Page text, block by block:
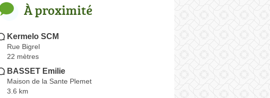
À proximité
Kermelo SCM
Rue Bigrel
22 mètres
BASSET Emilie
Maison de la Sante Plemet
3.6 km